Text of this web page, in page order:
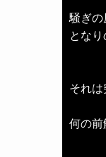
騒ぎ
とな
それは
何の